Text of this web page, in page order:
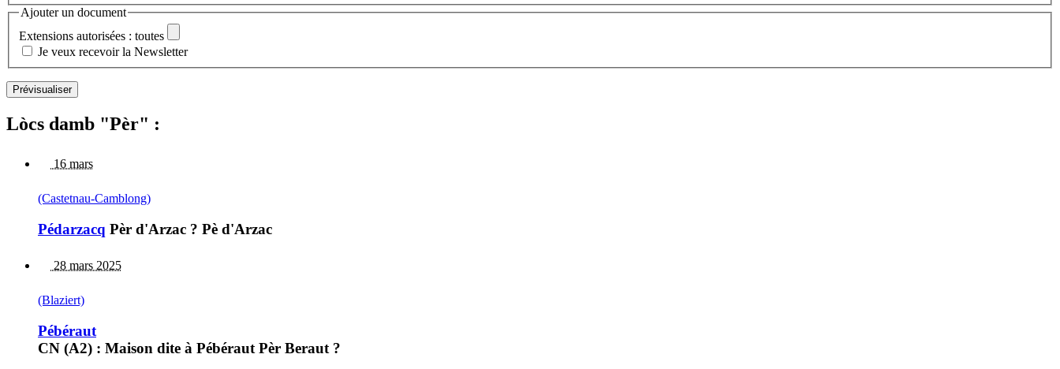
Ajouter un document
Extensions autorisées : toutes
Je veux recevoir la Newsletter
Lòcs damb "Pèr" :
16 mars
(Castetnau-Camblong)
Pédarzacq Pèr d'Arzac ? Pè d'Arzac
28 mars 2025
(Blaziert)
Pébéraut
CN (A2) : Maison dite à Pébéraut Pèr Beraut ?